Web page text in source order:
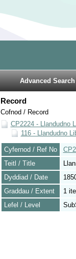
Advanced Search
Record
Cofnod / Record
CP2224 - Llandudno
116 - Llandudno
Cyfernod / Ref No
Teitl / Title
Dyddiad / Date
Graddau / Extent
1
Lefel / Level